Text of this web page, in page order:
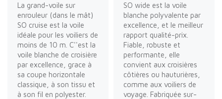
La grand-voile sur
enrouleur (dans le mât)
SO cruise est la voile
idéale pour les voiliers de
moins de 10 m. C''est la
voile blanche de croisière
par excellence, grace à
sa coupe horizontale
classique, à son tissu et
à son fil en polyester.
SO wide est la voile
blanche polyvalente par
excellence, et le meilleur
rapport qualité-prix.
Fiable, robuste et
performante, elle
convient aux croisières
côtières ou hauturières,
comme aux voiliers de
voyage. Fabriquée sur-